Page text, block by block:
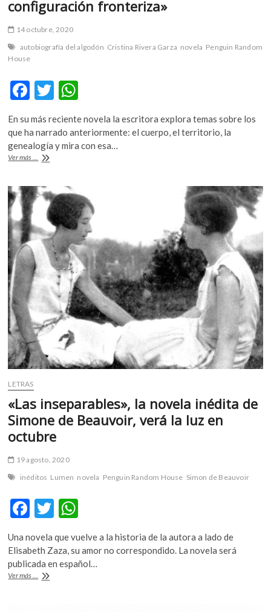
configuración fronteriza»
14 octubre, 2020
autobiografía del algodón Cristina Rivera Garza novela Penguin Random
House
F
e
b
o
o
k
T
itt
er
at
s
p
En su más reciente novela la escritora explora temas sobre los
que ha narrado anteriormente: el cuerpo, el territorio, la
genealogía y mira con esa…
Ver más ...
Cristina
«hablar
del
algodón
hablar,
también,
configuración
fronteriza»
LETRAS
«Las inseparables», la novela inédita de
Simone de Beauvoir, verá la luz en
octubre
19 agosto, 2020
inéditos Lumen novela Penguin Random House Simon de Beauvoir
F
ac
e
b
o
T
itt
er
h
at
s
Una novela que vuelve a la historia de la autora a lado de
Elisabeth Zaza, su amor no correspondido. La novela será
publicada en español…
Ver más ... «Las